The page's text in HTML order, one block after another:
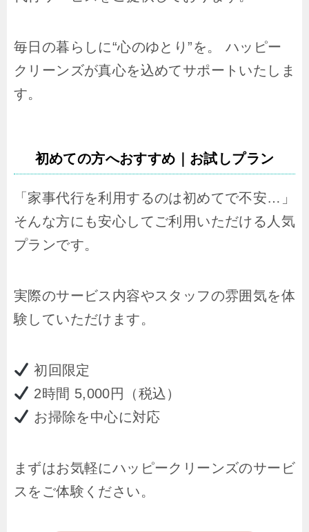
毎日の暮らしに“心のゆとり”を。 ハッピー
クリーンズが真心を込めてサポートいたしま
す。
初めての方へおすすめ｜お試しプラン
「家事代行を利用するのは初めてで不安…」
そんな方にも安心してご利用いただける人気
プランです。
実際のサービス内容やスタッフの雰囲気を体
験していただけます。
初回限定
2時間 5,000円（税込）
お掃除を中心に対応
まずはお気軽にハッピークリーンズのサービ
スをご体験ください。